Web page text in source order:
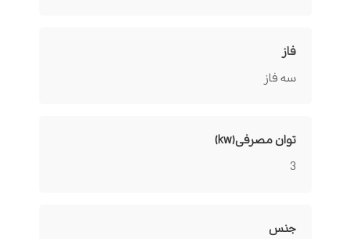
فاز
سه فاز
توان مصرفی(kw)
3
جنس